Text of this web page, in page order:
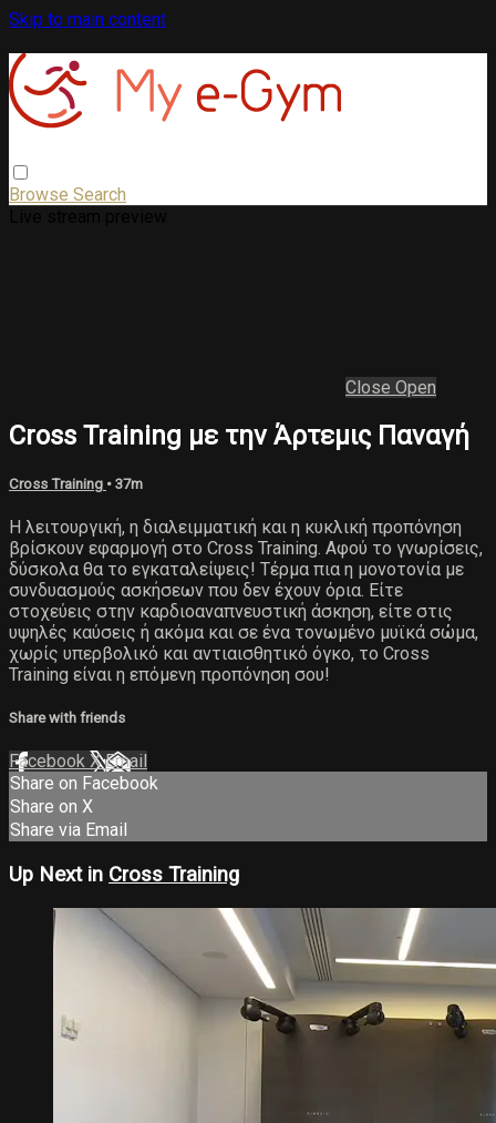
Skip to main content
Browse Search
Close Open
Cross Training με την Άρτεμις Παναγή
Cross Training • 37m
Η λειτουργική, η διαλειμματική και η κυκλική προπόνηση
βρίσκουν εφαρμογή στο Cross Training. Αφού το γνωρίσεις,
δύσκολα θα το εγκαταλείψεις! Τέρμα πια η μονοτονία με
συνδυασμούς ασκήσεων που δεν έχουν όρια. Είτε
στοχεύεις στην καρδιοαναπνευστική άσκηση, είτε στις
υψηλές καύσεις ή ακόμα και σε ένα τονωμένο μυϊκά σώμα,
χωρίς υπερβολικό και αντιαισθητικό όγκο, το Cross
Training είναι η επόμενη προπόνηση σου!
Share with friends
Facebook XEmail
Share on Facebook
Share on X
Share via Email
Up Next in Cross Training